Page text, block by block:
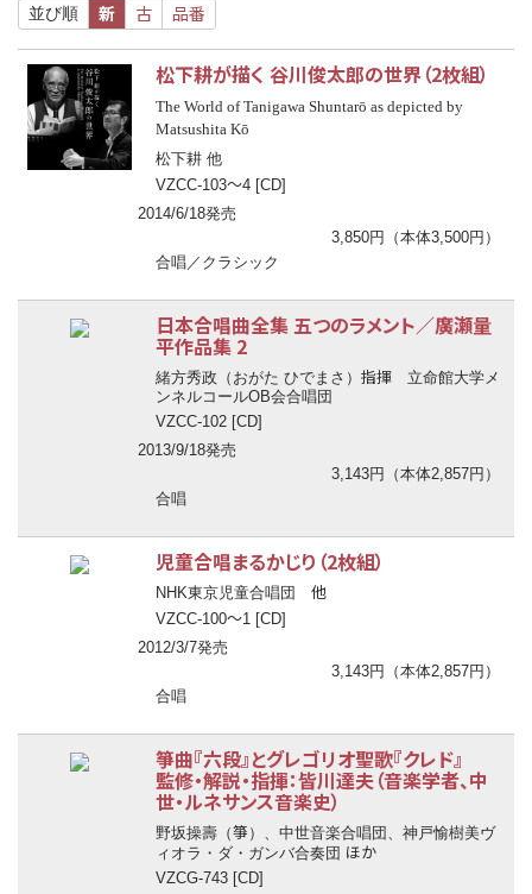
並び順 新 古 品番
松下耕が描く 谷川俊太郎の世界（2枚組）
The World of Tanigawa Shuntarō as depicted by
Matsushita Kō
松下耕 他
VZCC-103〜4 [CD]
2014/6/18発売
3,850円（本体3,500円）
合唱／クラシック
日本合唱曲全集 五つのラメント／廣瀬量
平作品集 2
緒方秀政（おがた ひでまさ） 指揮 立命館大学メ
ンネルコールOB会合唱団
VZCC-102 [CD]
2013/9/18発売
3,143円（本体2,857円）
合唱
児童合唱まるかじり（2枚組）
NHK東京児童合唱団 他
VZCC-100〜1 [CD]
2012/3/7発売
3,143円（本体2,857円）
合唱
箏曲『六段』とグレゴリオ聖歌『クレド』
監修・解説・指揮：皆川達夫（音楽学者、中
世・ルネサンス音楽史）
野坂操壽（箏 ）、中世音楽合唱団、神戸愉樹美ヴ
ィオラ・ダ・ガンバ合奏団 ほか
VZCG-743 [CD]